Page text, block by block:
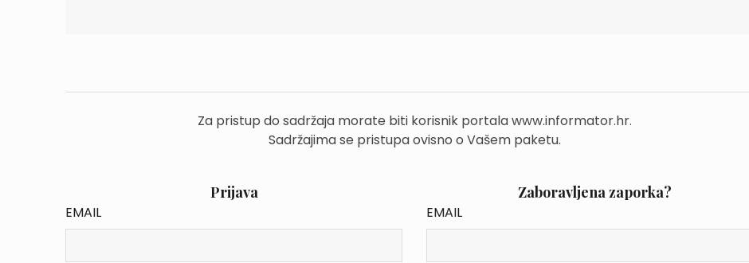
Za pristup do sadržaja morate biti korisnik portala www.informator.hr.
Sadržajima se pristupa ovisno o Vašem paketu.
Prijava
EMAIL
Zaboravljena zaporka?
EMAIL